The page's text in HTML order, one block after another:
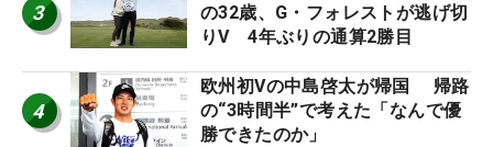
3
の32歳、G・フォレストが逃げ切
りV 4年ぶりの通算2勝目
4
欧州初Vの中島啓太が帰国 帰路
の“3時間半”で考えた「なんで優
勝できたのか」